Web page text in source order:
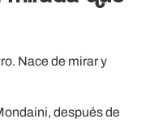
Nace de mirar y
después de